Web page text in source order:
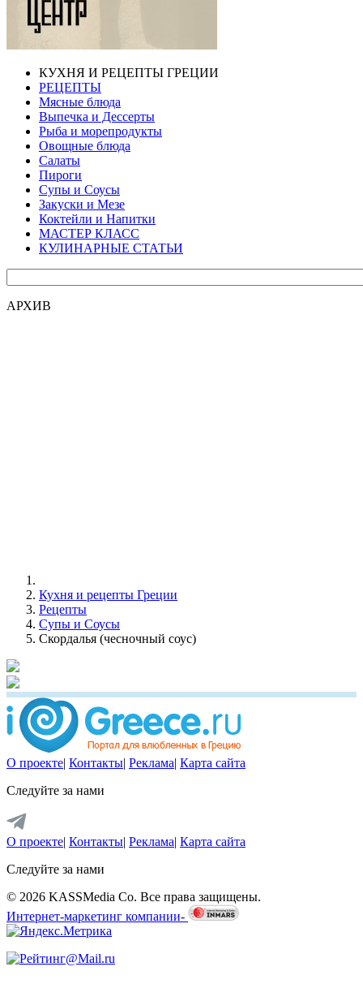
КУХНЯ И РЕЦЕПТЫ ГРЕЦИИ
РЕЦЕПТЫ
Мясные блюда
Выпечка и Дессерты
Рыба и морепродукты
Овощные блюда
Салаты
Пироги
Супы и Соусы
Закуски и Мезе
Коктейли и Напитки
МАСТЕР КЛАСС
КУЛИНАРНЫЕ СТАТЬИ
АРХИВ
Кухня и рецепты Греции
Рецепты
Супы и Соусы
Скордалья (чесночный соус)
О проекте| Контакты| Реклама| Карта сайта
Следуйте за нами
О проекте| Контакты| Реклама| Карта сайта
Следуйте за нами
© 2026 KASSMedia Co. Все права защищены.
Интернет-маркетинг компании-